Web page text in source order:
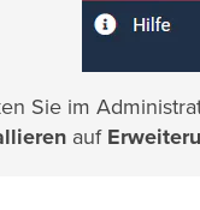
Sie im
auf